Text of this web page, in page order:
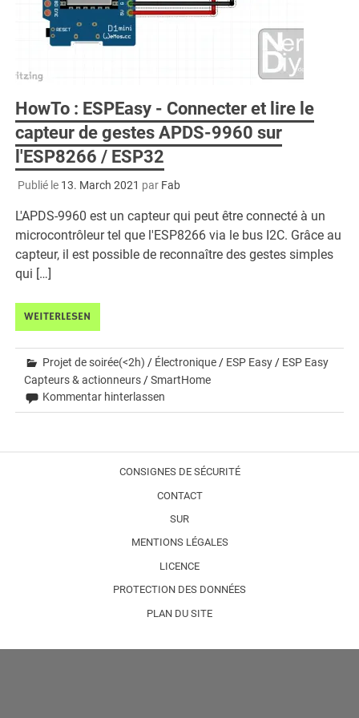
HowTo : ESPEasy - Connecter et lire le
capteur de gestes APDS-9960 sur
l'ESP8266 / ESP32
Publié le 13. March 2021 par Fab
L'APDS-9960 est un capteur qui peut être connecté à un
microcontrôleur tel que l'ESP8266 via le bus I2C. Grâce au
capteur, il est possible de reconnaître des gestes simples
qui […]
WEITERLESEN
Projet de soirée(<2h) / Électronique / ESP Easy / ESP Easy
Capteurs & actionneurs /SmartHome
Kommentar hinterlassen
CONSIGNES DE SÉCURITÉ
CONTACT
SUR
MENTIONS LÉGALES
LICENCE
PROTECTION DES DONNÉES
PLAN DU SITE